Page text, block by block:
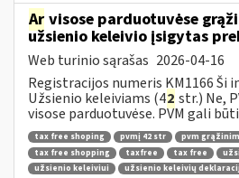
Ar visose parduotuvėse
užsienio keleivio įsigytas
Web turinio sąrašas 2026-04-16
Registracijos numeris KM1166 Ši
Užsienio keleiviams (42 str.) Ne,
visose parduotuvėse. PVM gali
tax free shoping pvmį 42 str pvm
tax free shopping
taxfree tax free
užsienio keleiviui
užsienio keleivių